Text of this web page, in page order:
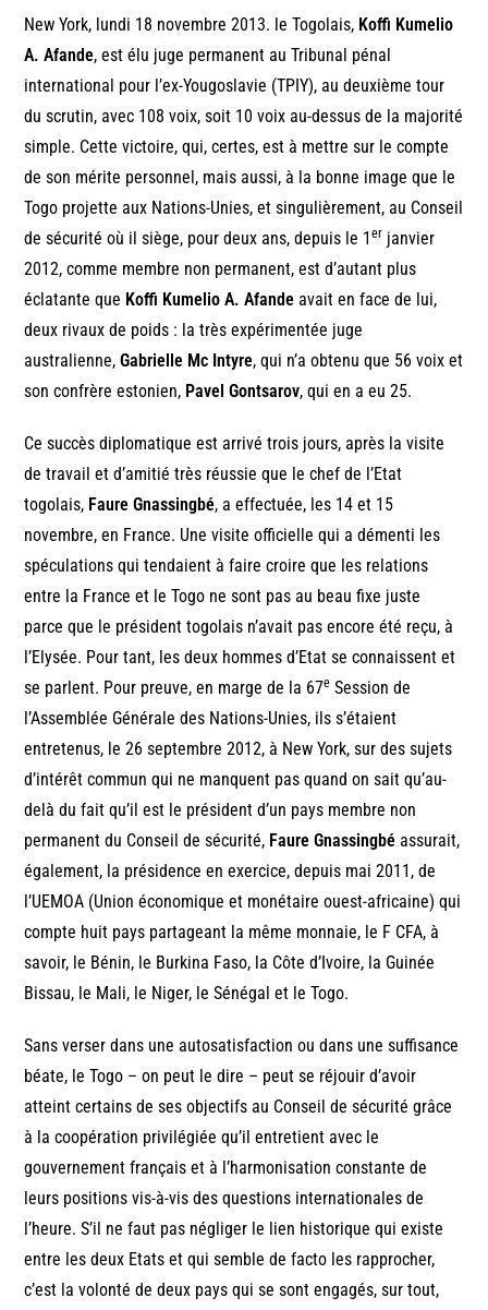
New York, lundi 18 novembre 2013. le Togolais, Koffi Kumelio
A. Afande, est élu juge permanent au Tribunal pénal
international pour l’ex-Yougoslavie (TPIY), au deuxième tour
du scrutin, avec 108 voix, soit 10 voix au-dessus de la majorité
simple. Cette victoire, qui, certes, est à mettre sur le compte
de son mérite personnel, mais aussi, à la bonne image que le
Togo projette aux Nations-Unies, et singulièrement, au Conseil
de sécurité où il siège, pour deux ans, depuis le 1er janvier
2012, comme membre non permanent, est d’autant plus
éclatante que Koffi Kumelio A. Afande avait en face de lui,
deux rivaux de poids : la très expérimentée juge
australienne,Gabrielle Mc Intyre, qui n’a obtenu que 56 voix et
son confrère estonien, Pavel Gontsarov, qui en a eu 25.
Ce succès diplomatique est arrivé trois jours, après la visite
de travail et d’amitié très réussie que le chef de l’Etat
togolais, Faure Gnassingbé, a effectuée, les 14 et 15
novembre, en France. Une visite officielle qui a démenti les
spéculations qui tendaient à faire croire que les relations
entre la France et le Togo ne sont pas au beau fixe juste
parce que le président togolais n’avait pas encore été reçu, à
l’Elysée. Pour tant, les deux hommes d’Etat se connaissent et
se parlent. Pour preuve, en marge de la 67e Session de
l’Assemblée Générale des Nations-Unies, ils s’étaient
entretenus, le 26 septembre 2012, à New York, sur des sujets
d’intérêt commun qui ne manquent pas quand on sait qu’au-
delà du fait qu’il est le président d’un pays membre non
permanent du Conseil de sécurité, Faure Gnassingbé assurait,
également, la présidence en exercice, depuis mai 2011, de
l’UEMOA (Union économique et monétaire ouest-africaine) qui
compte huit pays partageant la même monnaie, le F CFA, à
savoir, le Bénin, le Burkina Faso, la Côte d’Ivoire, la Guinée
Bissau, le Mali, le Niger, le Sénégal et le Togo.
Sans verser dans une autosatisfaction ou dans une suffisance
béate, le Togo – on peut le dire – peut se réjouir d’avoir
atteint certains de ses objectifs au Conseil de sécurité grâce
à la coopération privilégiée qu’il entretient avec le
gouvernement français et à l’harmonisation constante de
leurs positions vis-à-vis des questions internationales de
l’heure. S’il ne faut pas négliger le lien historique qui existe
entre les deux Etats et qui semble de facto les rapprocher,
c’est la volonté de deux pays qui se sont engagés, sur tout,